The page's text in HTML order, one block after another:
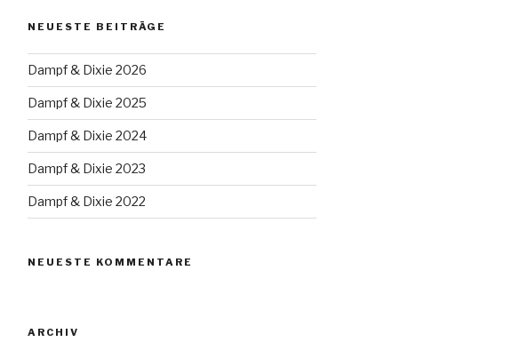
NEUESTE BEITRÄGE
Dampf & Dixie 2026
Dampf & Dixie 2025
Dampf & Dixie 2024
Dampf & Dixie 2023
Dampf & Dixie 2022
NEUESTE KOMMENTARE
ARCHIV